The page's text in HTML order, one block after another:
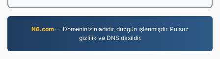
N6.com — Domeninizin adıdır, düzgün işlənmişdir. Pulsuz
gizlilik və DNS daxildir.